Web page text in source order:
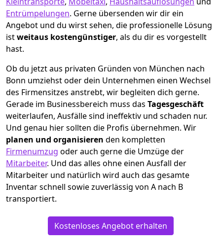
Entrümpelungen. Gerne übersenden wir dir ein
Angebot und du wirst sehen, die professionelle Lösung
istweitaus kostengünstiger, als du dir es vorgestellt
hast.
Ob du jetzt aus privaten Gründen von München nach
Bonn umziehst oder dein Unternehmen einen Wechsel
des Firmensitzes anstrebt, wir begleiten dich gerne.
Gerade im Businessbereich muss das Tagesgeschäft
weiterlaufen, Ausfälle sind ineffektiv und schaden nur.
Und genau hier sollten die Profis übernehmen. Wir
planen und organisieren den kompletten
Firmenumzug oder auch gerne die Umzüge der
Mitarbeiter. Und das alles ohne einen Ausfall der
Mitarbeiter und natürlich wird auch das gesamte
Inventar schnell sowie zuverlässig von A nach B
transportiert.
Kostenloses Angebot erhalten